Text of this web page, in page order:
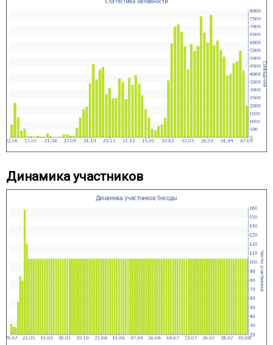
Динамика участников